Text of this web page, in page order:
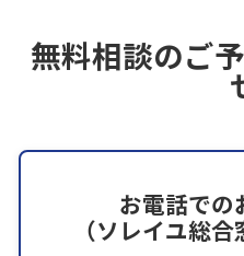
無料相談のご
お電話での
（ソレイユ総合